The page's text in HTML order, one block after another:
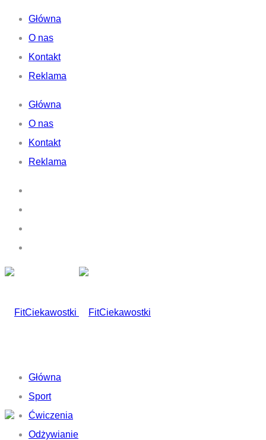
Główna
O nas
Kontakt
Reklama
Główna
O nas
Kontakt
Reklama
Główna
Sport
Ćwiczenia
Odżywianie